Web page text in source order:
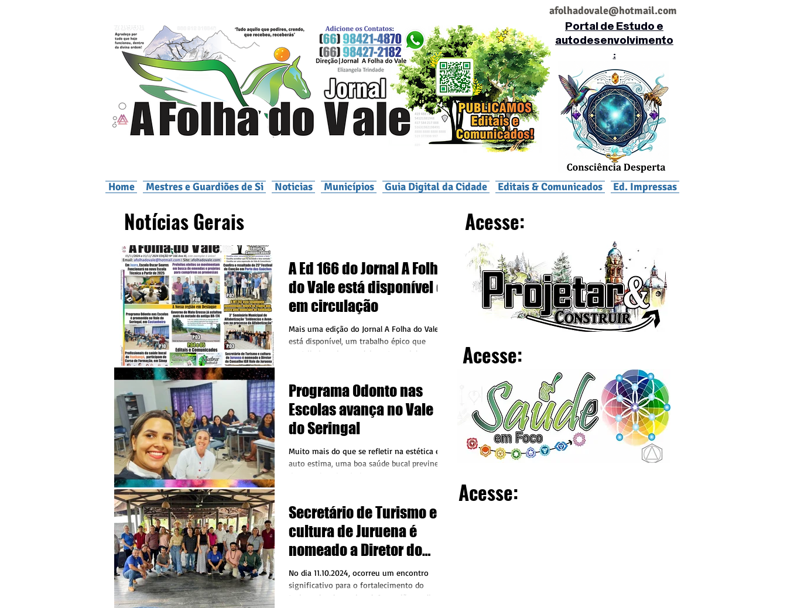
afolhadovale@hotmail.com
Portal de Estudo e
autodesenvolvimento
:
Home Mestres e Guardiões de Si Noticias Municípios Guia Digital da Cidade Editais & Comunicados Ed. Impressas
Notícias Gerais
A Ed 166 do Jornal A Folha
do Vale está disponível e
em circulação
Mais uma edição do Jornal A Folha do Vale
está disponível, um trabalho épico que
contribui ao desenvolvimento social,
Programa Odonto nas
Escolas avança no Vale
do Seringal
Muito mais do que se refletir na estética e na
auto estima, uma boa saúde bucal previne
doenças bucais, ajuda a manter a
Secretário de Turismo e
cultura de Juruena é
nomeado a Diretor do
Conselho IGR Vale do
Juruena
No dia 11.10.2024, ocorreu um encontro
significativo para o fortalecimento do
turismo local e regional. A reunião, realizada
Acesse:
Acesse:
Acesse: